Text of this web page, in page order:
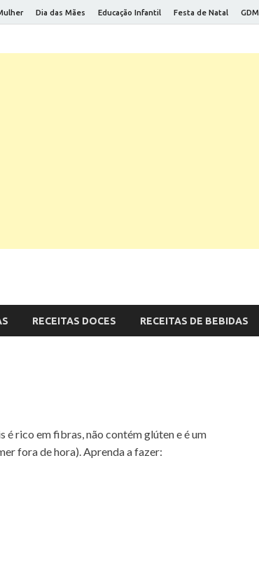
Dia das Mães Educação Infantil Festa de Natal GDM
RECEITAS DOCES RECEITAS DE BEBIDAS
rico em fibras, não contém glúten e é um
fora de hora). Aprenda a fazer: